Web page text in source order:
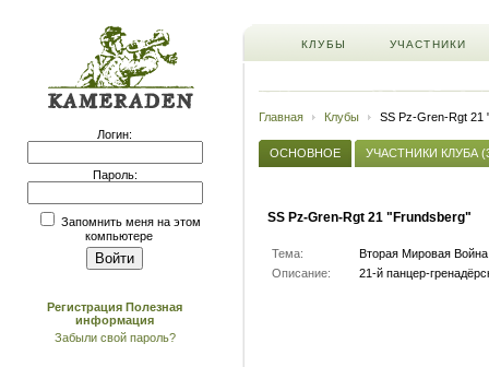
Логин:
Пароль:
Запомнить меня на этом
компьютере
Регистрация Полезная
информация
Забыли свой пароль?
КЛУБЫ УЧАСТНИКИ
Главная Клубы SS Pz-Gren-Rgt 21
ОСНОВНОЕ УЧАСТНИКИ КЛУБА
SS Pz-Gren-Rgt 21 "Frundsberg"
Тема:
Вторая Мировая
Описание:
21-й панцер-